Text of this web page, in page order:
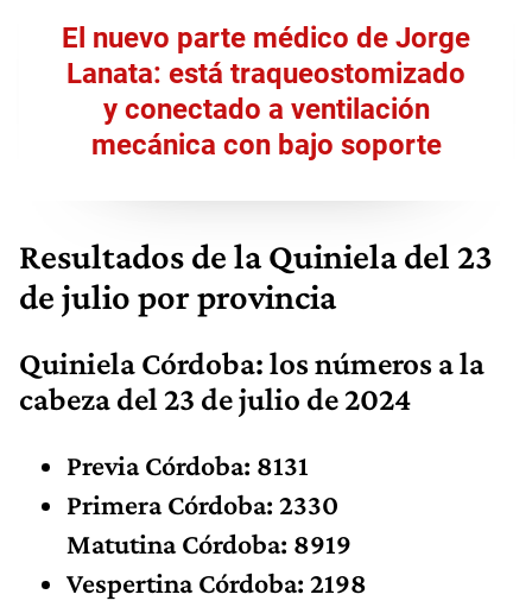
El nuevo parte médico de Jorge
Lanata: está traqueostomizado
y conectado a ventilación
mecánica con bajo soporte
Resultados de la Quiniela del 23
de julio por provincia
Quiniela Córdoba: los números a la
cabeza del 23 de julio de 2024
Previa Córdoba: 8131
Primera Córdoba: 2330
Matutina Córdoba: 8919
Vespertina Córdoba: 2198